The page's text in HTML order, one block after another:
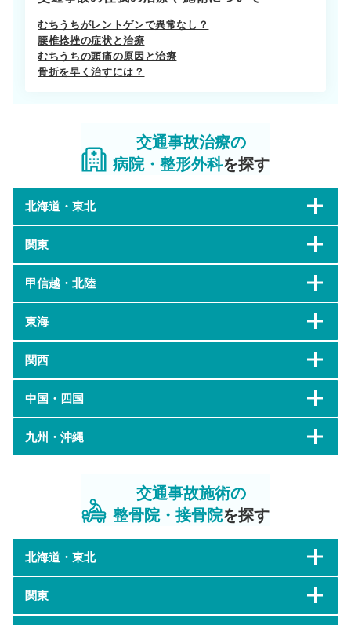
むちうちがレントゲンで異常なし？
腰椎捻挫の症状と治療
むちうちの頭痛の原因と治療
骨折を早く治すには？
交通事故治療の
病院・整形外科を探す
北海道・東北
関東
甲信越・北陸
東海
関西
中国・四国
九州・沖縄
交通事故施術の
整骨院・接骨院を探す
北海道・東北
関東